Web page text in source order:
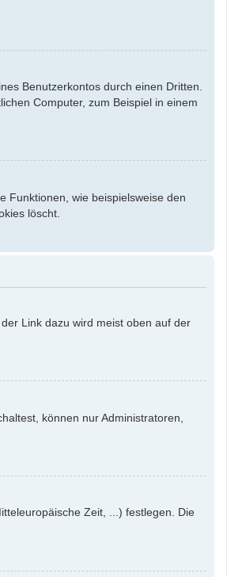
Benutzerkontos durch einen Dritten.
Computer, zum Beispiel in einem
Funktionen, wie beispielsweise den
löscht.
Link dazu wird meist oben auf der
können nur Administratoren,
Zeit, ...) festlegen. Die